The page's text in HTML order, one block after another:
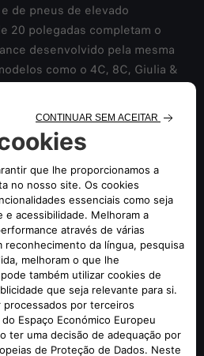
de pneus de elevado
20 polegadas completam o
desenvolvido pela mesma
como o 4C, 8C, Giulia &
e o 33 Stradale.
só vai estar disponível para a
em exposição no
a seu lado o novo Tonale
série especial global da marca, a
suas origens e herança
Super Sport com motor de 520
berlina desportiva que
da Alfa Romeo na Mille Miglia,